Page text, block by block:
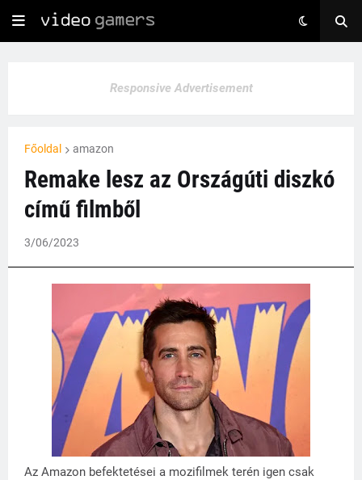
Responsive Advertisement
Főoldal amazon
Remake lesz az Országúti diszkó
című filmből
3/06/2023
Az Amazon befektetései a mozifilmek terén igen csak